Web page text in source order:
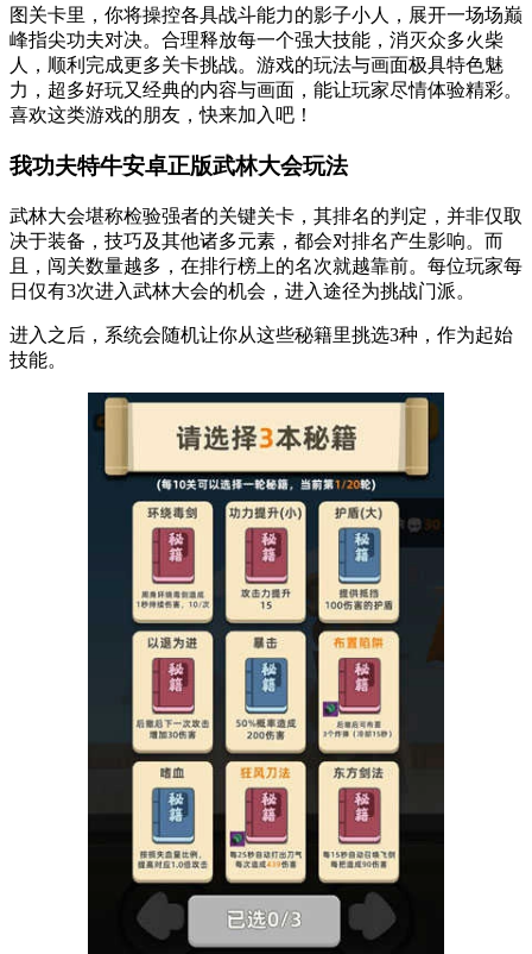
图关卡里，你将操控各具战斗能力的影子小人，展开一场场巅
峰指尖功夫对决。合理释放每一个强大技能，消灭众多火柴
人，顺利完成更多关卡挑战。游戏的玩法与画面极具特色魅
力，超多好玩又经典的内容与画面，能让玩家尽情体验精彩。
喜欢这类游戏的朋友，快来加入吧！
我功夫特牛安卓正版武林大会玩法
武林大会堪称检验强者的关键关卡，其排名的判定，并非仅取
决于装备，技巧及其他诸多元素，都会对排名产生影响。而
且，闯关数量越多，在排行榜上的名次就越靠前。每位玩家每
日仅有3次进入武林大会的机会，进入途径为挑战门派。
进入之后，系统会随机让你从这些秘籍里挑选3种，作为起始
技能。